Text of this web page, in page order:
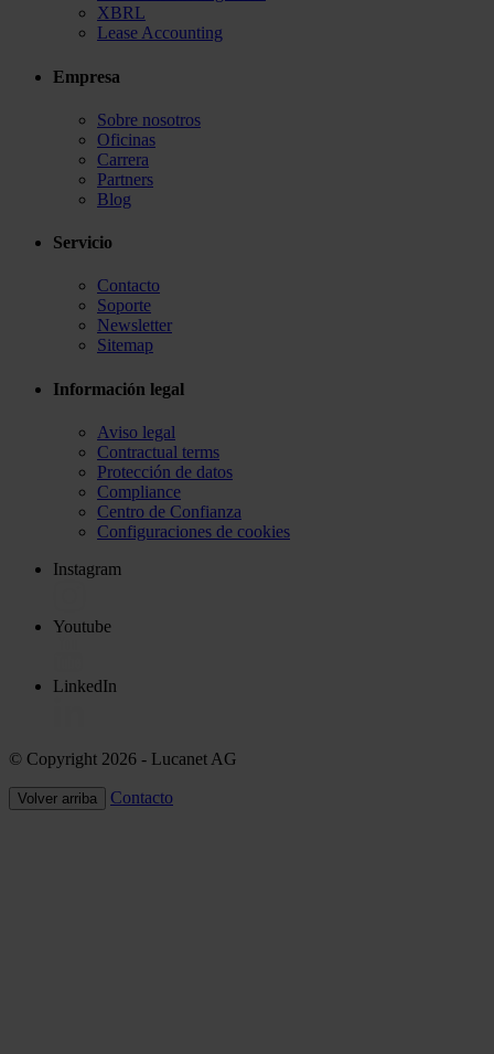
XBRL
Lease Accounting
Empresa
Sobre nosotros
Oficinas
Carrera
Partners
Blog
Servicio
Contacto
Soporte
Newsletter
Sitemap
Información legal
Aviso legal
Contractual terms
Protección de datos
Compliance
Centro de Confianza
Configuraciones de cookies
Instagram
Youtube
LinkedIn
© Copyright 2026 - Lucanet AG
Volver arriba Contacto